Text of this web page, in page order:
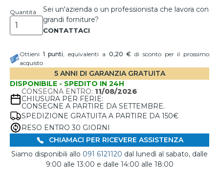
Quantità
Sei un'azienda o un professionista che lavora con
grandi forniture?
Ottieni 1 punti, equivalenti a 0,20 € di sconto per il prossimo
acquisto
5 ANNI DI GARANZIA GRATUITA
DISPONIBILE - SPEDITO IN 24H
CONSEGNA ENTRO: 11/08/2026
CHIUSURA PER FERIE:
CONSEGNE A PARTIRE DA SETTEMBRE.
SPEDIZIONE GRATUITA A PARTIRE DA 150€
RESO ENTRO 30 GIORNI
CHIAMACI PER RICEVERE ASSISTENZA
Siamo disponibili allo 091 6121120 dal lunedì al sabato, dalle
9:00 alle 13:00 e dalle 14:00 alle 18:00